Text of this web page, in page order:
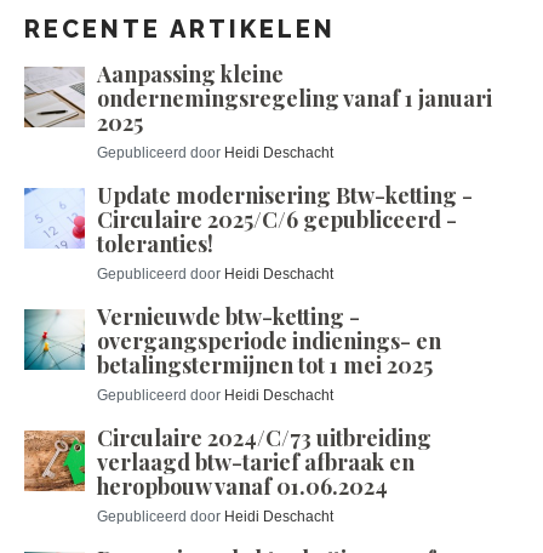
RECENTE ARTIKELEN
Aanpassing kleine
ondernemingsregeling vanaf 1 januari
2025
Gepubliceerd door Heidi Deschacht
Update modernisering Btw-ketting -
Circulaire 2025/C/6 gepubliceerd -
toleranties!
Gepubliceerd door Heidi Deschacht
Vernieuwde btw-ketting -
overgangsperiode indienings- en
betalingstermijnen tot 1 mei 2025
Gepubliceerd door Heidi Deschacht
Circulaire 2024/C/73 uitbreiding
verlaagd btw-tarief afbraak en
heropbouw vanaf 01.06.2024
Gepubliceerd door Heidi Deschacht